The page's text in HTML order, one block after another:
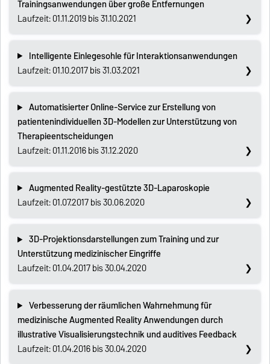
Trainingsanwendungen über große Entfernungen
Laufzeit: 01.11.2019 bis 31.10.2021
Intelligente Einlegesohle für Interaktionsanwendungen
Laufzeit: 01.10.2017 bis 31.03.2021
Automatisierter Online-Service zur Erstellung von
patientenindividuellen 3D-Modellen zur Unterstützung von
Therapieentscheidungen
Laufzeit: 01.11.2016 bis 31.12.2020
Augmented Reality-gestützte 3D-Laparoskopie
Laufzeit: 01.07.2017 bis 30.06.2020
3D-Projektionsdarstellungen zum Training und zur
Unterstützung medizinischer Eingriffe
Laufzeit: 01.04.2017 bis 30.04.2020
Verbesserung der räumlichen Wahrnehmung für
medizinische Augmented Reality Anwendungen durch
illustrative Visualisierungstechnik und auditives Feedback
Laufzeit: 01.04.2016 bis 30.04.2020